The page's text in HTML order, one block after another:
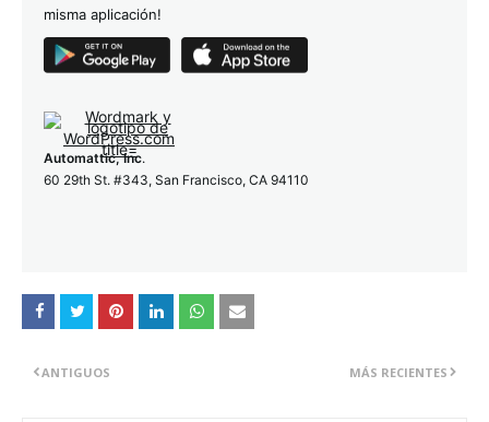
misma aplicación!
Automattic, Inc.
60 29th St. #343, San Francisco, CA 94110
MÁS RECIENTES
ANTIGUOS